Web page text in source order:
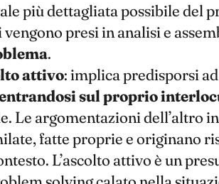
più dettagliata possibile del
presi in analisi e
.
attivo: implica predisporsi
sul proprio
Le argomentazioni dell’altro
fatte proprie e originano
L’ascolto attivo è un